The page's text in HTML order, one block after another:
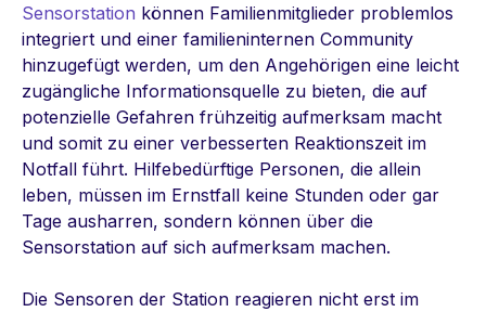
Sensorstation können Familienmitglieder problemlos
integriert und einer familieninternen Community
hinzugefügt werden, um den Angehörigen eine leicht
zugängliche Informationsquelle zu bieten, die auf
potenzielle Gefahren frühzeitig aufmerksam macht
und somit zu einer verbesserten Reaktionszeit im
Notfall führt. Hilfebedürftige Personen, die allein
leben, müssen im Ernstfall keine Stunden oder gar
Tage ausharren, sondern können über die
Sensorstation auf sich aufmerksam machen.
Die Sensoren der Station reagieren nicht erst im